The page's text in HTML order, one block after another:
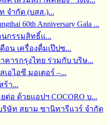
จำกัด (บสส.)...
60th Anniversary Gala ...
นกรรมสิทธิ์แ...
อน เครื่องดื่มเป๊ปซ...
คารกรุงไทย ร่วมกับ บริษ...
เอไอซี มอเตอร์ –...
ร้า...
ต่อ ด้วยแอปฯ COCORO บ...
ริษัท สยาม ซานิทารีแวร์ จำกัด